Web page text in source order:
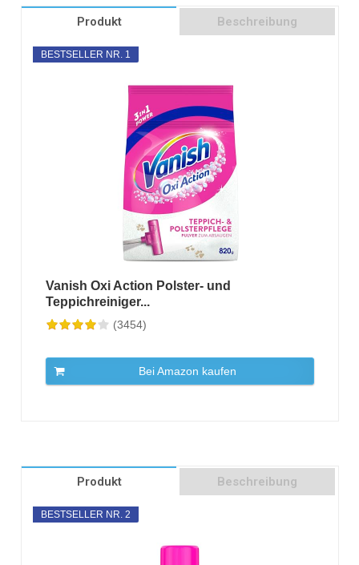
Produkt Beschreibung
BESTSELLER NR. 1
Vanish Oxi Action Polster- und
Teppichreiniger...
(3454)
Bei Amazon kaufen
Produkt Beschreibung
BESTSELLER NR. 2